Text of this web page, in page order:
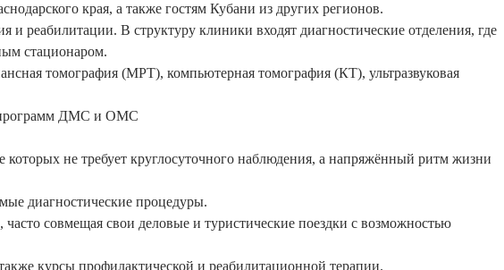
края, а также гостям Кубани из других регионов.
реабилитации. В структуру клиники входят диагностические отделения, где
стационаром.
томография (МРТ), компьютерная томография (КТ), ультразвуковая
программ ДМС и ОМС
не требует круглосуточного наблюдения, а напряжённый ритм жизни
диагностические процедуры.
совмещая свои деловые и туристические поездки с возможностью
курсы профилактической и реабилитационной терапии.